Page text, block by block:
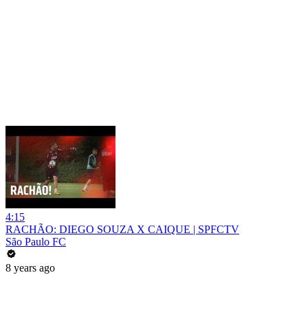
4:15
RACHÃO: DIEGO SOUZA X CAIQUE | SPFCTV
São Paulo FC
8 years ago